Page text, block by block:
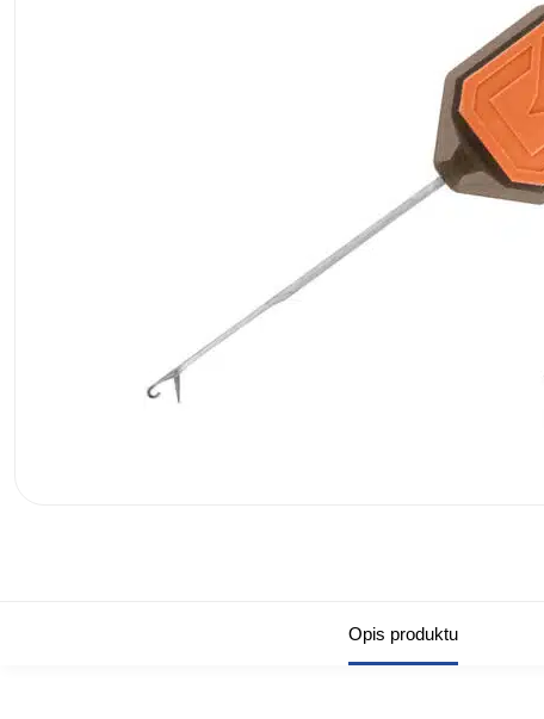
Opis produktu